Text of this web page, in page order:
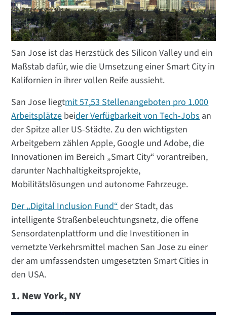
San Jose ist das Herzstück des Silicon Valley und ein
Maßstab dafür, wie die Umsetzung einer Smart City in
Kalifornien in ihrer vollen Reife aussieht.
San Jose liegtmit 57,53 Stellenangeboten pro 1.000
Arbeitsplätze beider Verfügbarkeit von Tech-Jobs an
der Spitze aller US-Städte. Zu den wichtigsten
Arbeitgebern zählen Apple, Google und Adobe, die
Innovationen im Bereich „Smart City“ vorantreiben,
darunter Nachhaltigkeitsprojekte,
Mobilitätslösungen und autonome Fahrzeuge.
Der „Digital Inclusion Fund“ der Stadt, das
intelligente Straßenbeleuchtungsnetz, die offene
Sensordatenplattform und die Investitionen in
vernetzte Verkehrsmittel machen San Jose zu einer
der am umfassendsten umgesetzten Smart Cities in
den USA.
1. New York, NY